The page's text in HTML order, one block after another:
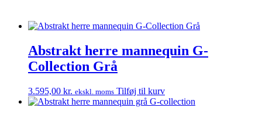
Abstrakt herre mannequin G-
Collection Grå
3.595,00 kr. ekskl. moms Tilføj til kurv